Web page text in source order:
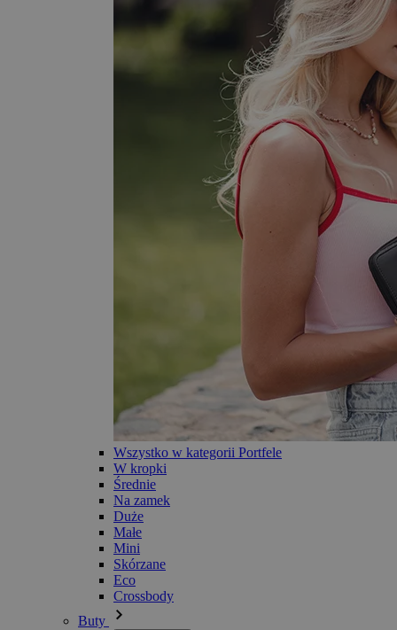
Wszystko w kategorii Portfele
W kropki
Średnie
Na zamek
Duże
Małe
Mini
Skórzane
Eco
Crossbody
Buty